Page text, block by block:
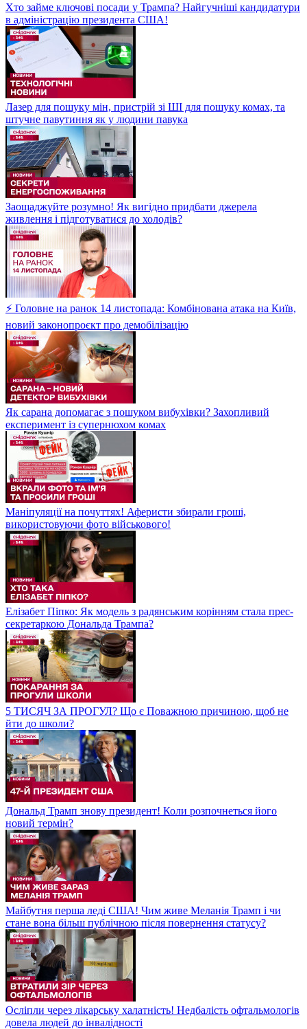
Хто займе ключові посади у Трампа? Найгучніші кандидатури
в адміністрацію президента США!
Лазер для пошуку мін, пристрій зі ШІ для пошуку комах, та
штучне павутиння як у людини павука
Заощаджуйте розумно! Як вигідно придбати джерела
живлення і підготуватися до холодів?
⚡ Головне на ранок 14 листопада: Комбінована атака на Київ,
новий законопроєкт про демобілізацію
Як сарана допомагає з пошуком вибухівки? Захопливий
експеримент із супернюхом комах
Маніпуляції на почуттях! Аферисти збирали гроші,
використовуючи фото військового!
Елізабет Піпко: Як модель з радянським корінням стала прес-
секретаркою Дональда Трампа?
5 ТИСЯЧ ЗА ПРОГУЛ? Що є Поважною причиною, щоб не
йти до школи?
Дональд Трамп знову президент! Коли розпочнеться його
новий термін?
Майбутня перша леді США! Чим живе Меланія Трамп і чи
стане вона більш публічною після повернення статусу?
Осліпли через лікарську халатність! Недбалість офтальмологів
довела людей до інвалідності